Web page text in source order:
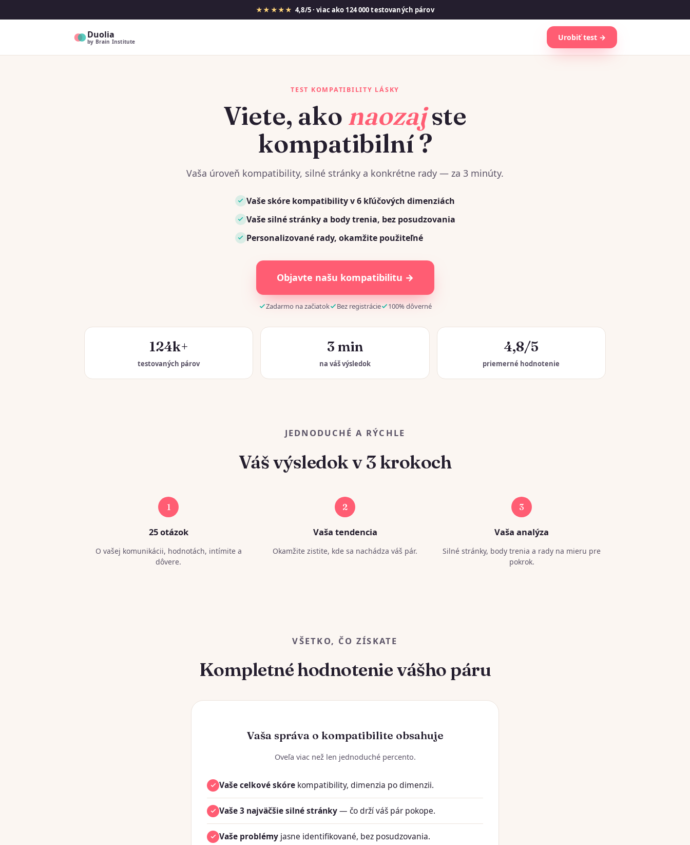
★★★★★ 4,8/5 · viac ako 124 000 testovaných párov
Duolia
by Brain Institute Urobiť test →
TEST KOMPATIBILITY LÁSKY
Viete, ako naozajste
kompatibilní ?
Vaša úroveň kompatibility, silné stránky a konkrétne rady — za 3 minúty.
Vaše skóre kompatibility v 6 kľúčových dimenziách
Vaše silné stránky a body trenia, bez posudzovania
Personalizované rady, okamžite použiteľné
Objavte našu kompatibilitu →
Zadarmo na začiatok Bez registrácie 100% dôverné
124k+
testovaných párov
3 min
na váš výsledok
4,8/5
priemerné hodnotenie
JEDNODUCHÉ A RÝCHLE
Váš výsledok v 3 krokoch
1
25 otázok
O vašej komunikácii, hodnotách, intímite a
dôvere.
2
Vaša tendencia
Okamžite zistite, kde sa nachádza váš pár.
3
Vaša analýza
Silné stránky, body trenia a rady na mieru pre
pokrok.
VŠETKO, ČO ZÍSKATE
Kompletné hodnotenie vášho páru
Vaša správa o kompatibilite obsahuje
Oveľa viac než len jednoduché percento.
Vaše celkové skóre kompatibility, dimenzia po dimenzii.
Vaše 3 najväčšie silné stránky— čo drží váš pár pokope.
Vaše problémy jasne identifikované, bez posudzovania.